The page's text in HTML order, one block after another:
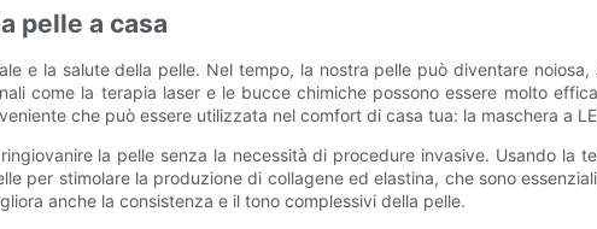
pelle a casa
e la salute della pelle. Nel tempo, la nostra pelle può diventare
come la terapia laser e le bucce chimiche possono essere molto
che può essere utilizzata nel comfort di casa tua: la maschera a
la pelle senza la necessità di procedure invasive. Usando la
per stimolare la produzione di collagene ed elastina, che sono
anche la consistenza e il tono complessivi della pelle.